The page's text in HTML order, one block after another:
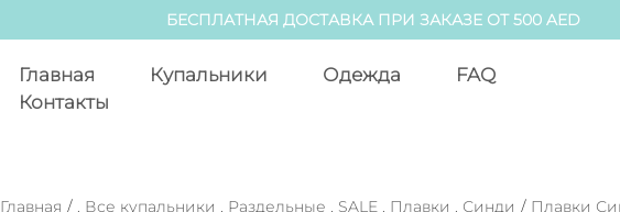
БЕСПЛАТНАЯ ДОСТАВКА ПРИ ЗАКАЗЕ ОТ 500 AED
Главная Купальники Одежда
FAQ
Контакты
Главная / , Все купальники , Раздельные , SALE , Плавки , Синди / Плавки